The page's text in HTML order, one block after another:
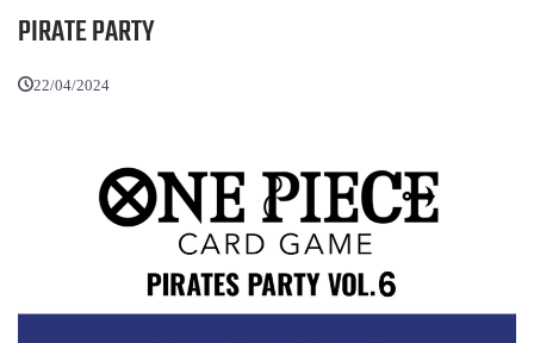
PIRATE PARTY
22/04/2024